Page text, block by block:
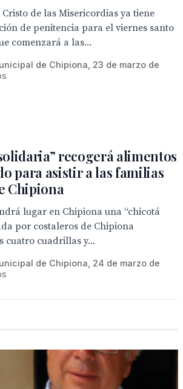
de las Misericordias ya tiene
de penitencia para el viernes santo
comenzará a las...
de Chipiona, 23 de marzo de
recogerá alimentos
para asistir a las familias
Chipiona
lugar en Chipiona una “chicotá
por costaleros de Chipiona
cuatro cuadrillas y...
de Chipiona, 24 de marzo de